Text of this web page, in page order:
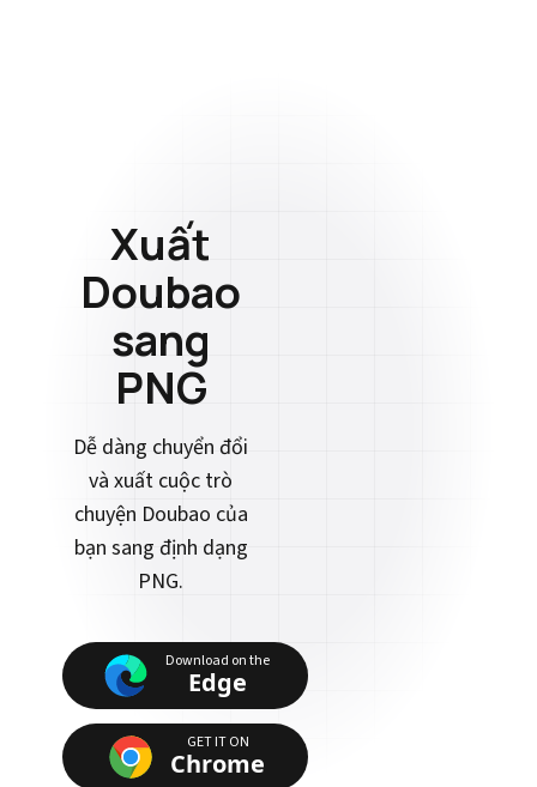
Xuất
Doubao
sang
PNG
Dễ dàng chuyển đổi
và xuất cuộc trò
chuyện Doubao của
bạn sang định dạng
PNG.
Download on the
Edge
GET IT ON
Chrome